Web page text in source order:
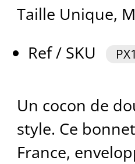
Taille Unique,
Ref / SKU
Un cocon de
style. Ce
France,